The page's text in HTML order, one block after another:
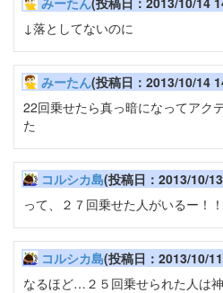
↓落としてないのに
みーたん(投稿日：2013/10/14
22回乗せたら真っ暗になってアク
た
コルシカ島(投稿日：2013/10/
って、２７回乗せた人がいるー！！
コルシカ島(投稿日：2013/10/
なるほど…２５回乗せられた人は